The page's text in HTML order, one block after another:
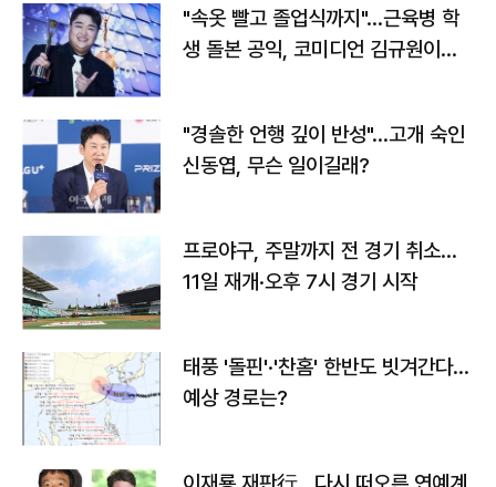
"속옷 빨고 졸업식까지"…근육병 학
생 돌본 공익, 코미디언 김규원이었
"경솔한 언행 깊이 반성"…고개 숙인
신동엽, 무슨 일이길래?
프로야구, 주말까지 전 경기 취소…
11일 재개·오후 7시 경기 시작
태풍 '돌핀'·'찬홈' 한반도 빗겨간다…
예상 경로는?